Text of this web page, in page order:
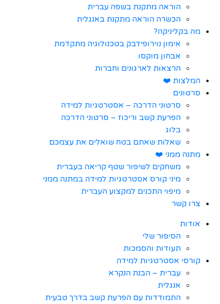
הוראה מתקנת בשפה עברית
הכשרה הוראה מתקנת באנגלית
מה בקליניקה?
אימון נוירופידבק בטכנולוגיה מתקדמת
אבחון מוקסו
הרצאות לארגונים וחברות
המלצות ❤️
סרטונים
סרטוני הדרכה – אסטרטגיות למידה
הפרעת קשב וריכוז – סרטוני הדרכה
בלוג
שאלות שאתם בטח שואלים את עצמכם
מתנה ממני ❤️
משחקים לשיפור שטף קריאה בעברית
מיני קורס אסטרטגיות למידה במתנה ממני
מיפוי התכנים למקצוע העברית
צרו קשר
אודות
הסיפור שלי
תעודות והסמכות
קורסי אסטרטגיות למידה
עברית – הבנת הנקרא
אנגלית
התמודדות עם הפרעת קשב בדרך טבעית